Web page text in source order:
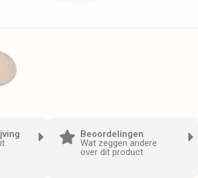
Beoordelingen
Wat zeggen andere
over dit product